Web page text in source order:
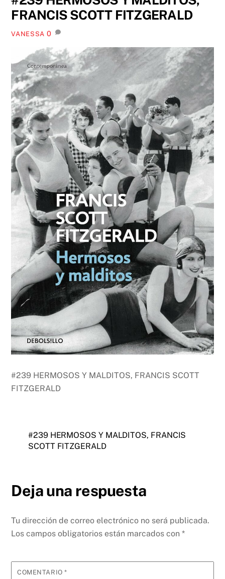
FRANCIS SCOTT FITZGERALD
VANESSA 0
#239 HERMOSOS Y MALDITOS, FRANCIS SCOTT
FITZGERALD
#239 HERMOSOS Y MALDITOS, FRANCIS
SCOTT FITZGERALD
Deja una respuesta
Tu dirección de correo electrónico no será publicada.
Los campos obligatorios están marcados con*
COMENTARIO*